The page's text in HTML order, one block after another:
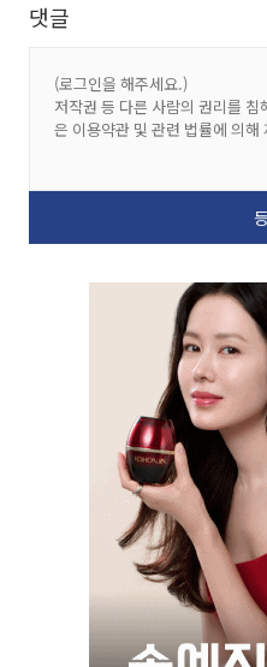
댓글